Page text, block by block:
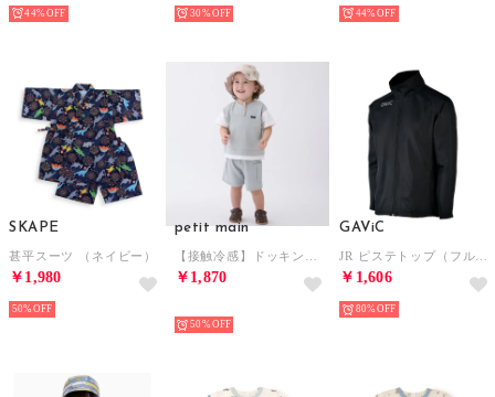
44% 30% 44%
SKAPE
甚平スーツ （ネイビー）
￥1,980
50%
petit main
￥1,870
50%
GAViC
￥1,606
80%